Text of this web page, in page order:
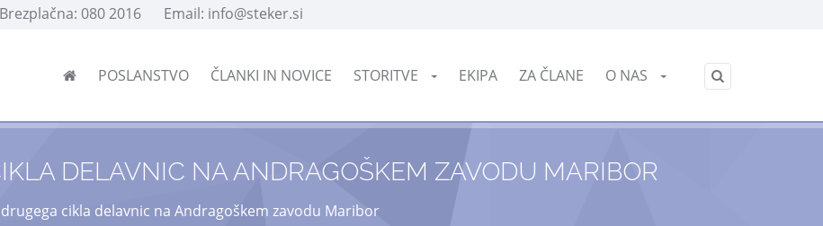
080 2016 Email: info@steker.si
POSLANSTVO ČLANKI IN NOVICE STORITVE EKIPA ZA ČLANE O NAS
DELAVNIC NA ANDRAGOŠKEM ZAVODU MARIBOR
cikla delavnic na Andragoškem zavodu Maribor